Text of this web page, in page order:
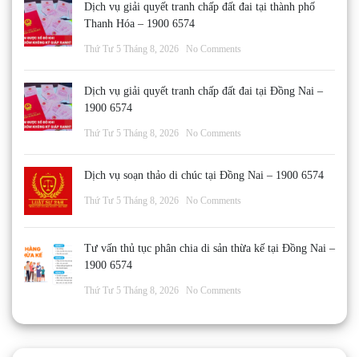
Dịch vụ giải quyết tranh chấp đất đai tại thành phố
Thanh Hóa – 1900 6574
Thứ Tư 5 Tháng 8, 2026 No Comments
Dịch vụ giải quyết tranh chấp đất đai tại Đồng Nai –
1900 6574
Thứ Tư 5 Tháng 8, 2026 No Comments
Dịch vụ soạn thảo di chúc tại Đồng Nai – 1900 6574
Thứ Tư 5 Tháng 8, 2026 No Comments
Tư vấn thủ tục phân chia di sản thừa kế tại Đồng Nai –
1900 6574
Thứ Tư 5 Tháng 8, 2026 No Comments